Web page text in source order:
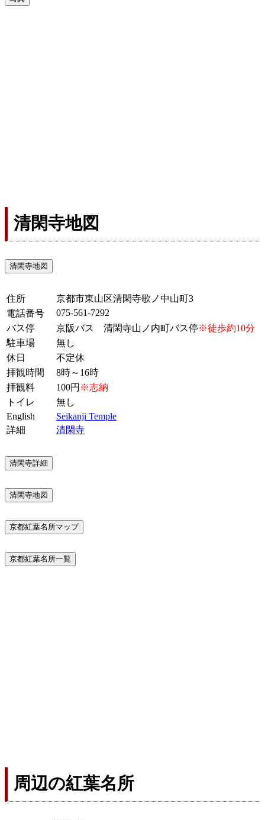
清閑寺地図
清閑寺地図
住所
京都市東山区清閑寺歌ノ中山町3
電話番号
075-561-7292
バス停
京阪バス 清閑寺山ノ内町バス停※徒歩約10分
駐車場
無し
休日
不定休
拝観時間
8時～16時
拝観料
100円 ※志納
トイレ
無し
English
Seikanji Temple
詳細
清閑寺
清閑寺詳細
清閑寺地図
京都紅葉名所マップ
京都紅葉名所一覧
周辺の紅葉名所